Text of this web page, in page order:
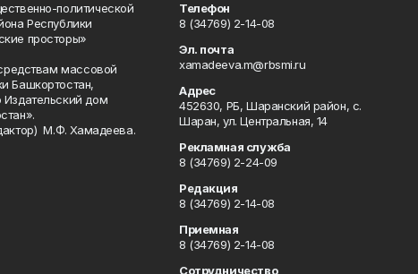
политической
Республики
просторы»
массовой
Башкортостан,
Издательский дом
М.Ф. Хамадеева.
Телефон
8 (34769) 2-14-08
Эл. почта
xamadeeva.m@rbsmi.ru
Адрес
452630, РБ, Шаранский район, с.
Шаран, ул. Центральная, 14
Рекламная служба
8 (34769) 2-24-09
Редакция
8 (34769) 2-14-08
Приемная
8 (34769) 2-14-08
Сотрудничество